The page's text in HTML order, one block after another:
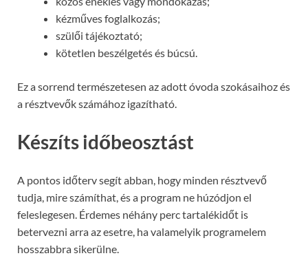
kézműves foglalkozás;
szülői tájékoztató;
kötetlen beszélgetés és búcsú.
Ez a sorrend természetesen az adott óvoda szokásaihoz és
a résztvevők számához igazítható.
Készíts időbeosztást
A pontos időterv segít abban, hogy minden résztvevő
tudja, mire számíthat, és a program ne húzódjon el
feleslegesen. Érdemes néhány perc tartalékidőt is
betervezni arra az esetre, ha valamelyik programelem
hosszabbra sikerülne.